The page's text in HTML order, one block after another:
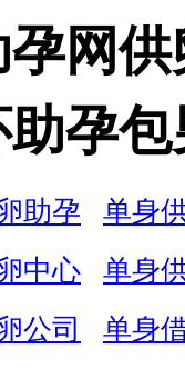
网供
孕包
助孕
单身
中心
单身
公司
单身